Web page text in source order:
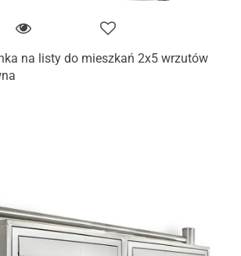
na listy do mieszkań 2x5 wrzutów